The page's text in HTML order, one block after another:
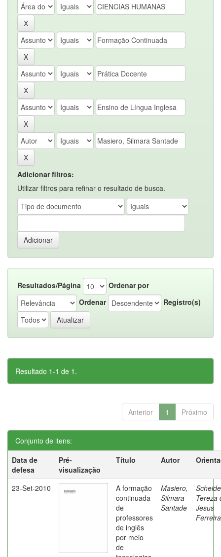
Adicionar filtros:
Utilizar filtros para refinar o resultado de busca.
Resultados/Página
Ordenar por
Ordenar
Registro(s)
Resultado 1-1 de 1.
Anterior 1 Próximo
Conjunto de itens:
Data de
defesa
Pré-
visualização
Título Autor
23-Set-2010
A formação
continuada
de
professores
de inglês
por meio
de
Masiero,
Silmara
Santade
Tereza
Jesus
Ferreira